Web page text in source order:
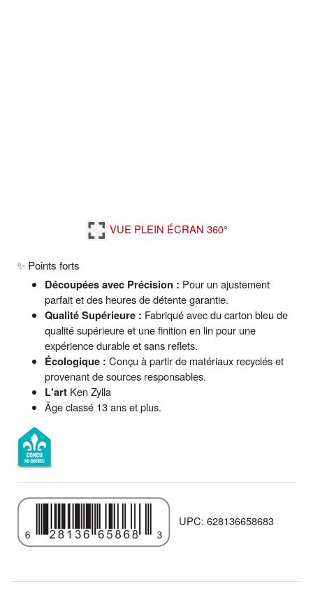
VUE PLEIN ÉCRAN 360°
✨ Points forts
Découpées avec Précision : Pour un ajustement
parfait et des heures de détente garantie.
Qualité Supérieure : Fabriqué avec du carton bleu de
qualité supérieure et une finition en lin pour une
expérience durable et sans reflets.
Écologique : Conçu à partir de matériaux recyclés et
provenant de sources responsables.
L'art Ken Zylla
Âge classé 13 ans et plus.
UPC: 628136658683